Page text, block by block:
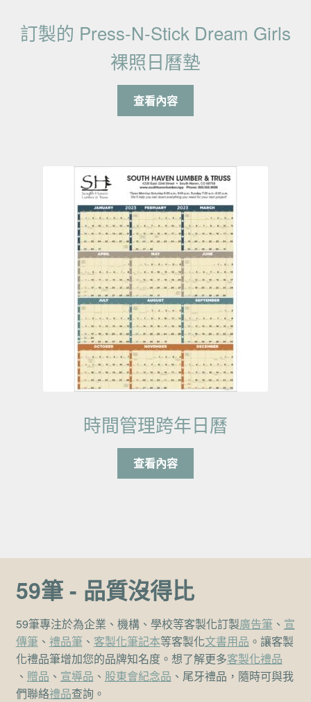
訂製的 Press-N-Stick Dream Girls
裸照日曆墊
查看內容
時間管理跨年日曆
查看內容
59筆 - 品質沒得比
59筆專注於為企業、機構、學校等客製化訂製廣告筆、 宣
傳筆、 禮品筆、 客製化筆記本等客製化文書用品 。讓客製
化禮品筆增加您的品牌知名度。想了解更多客製化禮品
、 贈品 、 宣導品 、 股東會紀念品 、尾牙禮品，隨時可與我
們聯絡禮品查詢。